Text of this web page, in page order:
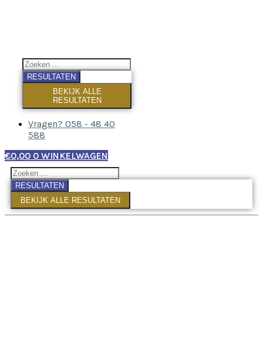
RESULTATEN
BEKIJK ALLE
RESULTATEN
Vragen? 058 - 48 40
588
€0,00 0 WINKELWAGEN
RESULTATEN
BEKIJK ALLE RESULTATEN